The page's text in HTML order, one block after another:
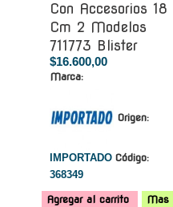
Con Accesorios 18
Cm 2 Modelos
711773 Blister
$16.600,00
Marca:
Origen:
IMPORTADO Código:
368349
Agregar al carrito Mas